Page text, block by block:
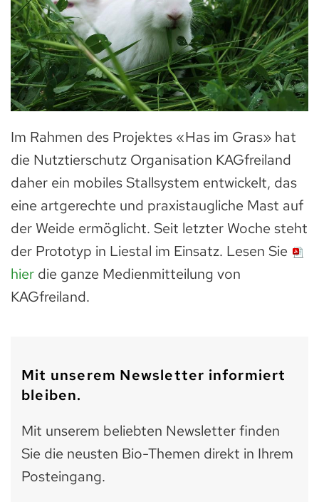
Im Rahmen des Projektes «Has im Gras» hat
die Nutztierschutz Organisation KAGfreiland
daher ein mobiles Stallsystem entwickelt, das
eine artgerechte und praxistaugliche Mast auf
der Weide ermöglicht. Seit letzter Woche steht
der Prototyp in Liestal im Einsatz. Lesen Sie
hier die ganze Medienmitteilung von
KAGfreiland.
Mit unserem Newsletter informiert
bleiben.
Mit unserem beliebten Newsletter finden
Sie die neusten Bio-Themen direkt in Ihrem
Posteingang.